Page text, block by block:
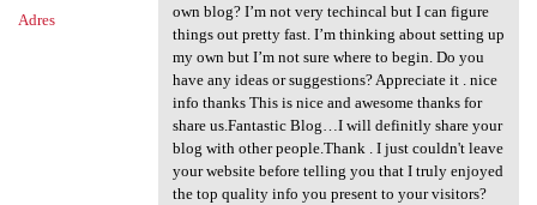
Adres
own blog? I’m not very techincal but I can figure
things out pretty fast. I’m thinking about setting up
my own but I’m not sure where to begin. Do you
have any ideas or suggestions? Appreciate it . nice
info thanks This is nice and awesome thanks for
share us.Fantastic Blog…I will definitly share your
blog with other people.Thank . I just couldn't leave
your website before telling you that I truly enjoyed
the top quality info you present to your visitors?